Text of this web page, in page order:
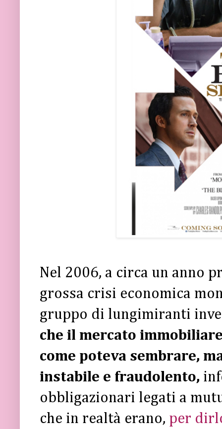
Nel 2006, a circa un anno
grossa crisi economica
gruppo di lungimiranti
che il mercato
come poteva sembrare,
instabile e fraudolento,
obbligazionari legati a
che in realtà erano, per